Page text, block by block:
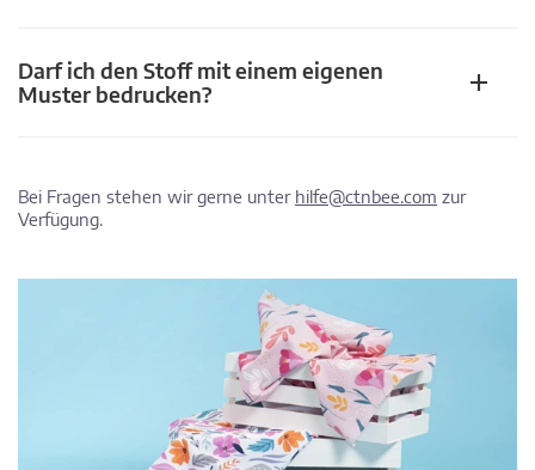
Darf ich den Stoff mit einem eigenen
Muster bedrucken?
Bei Fragen stehen wir gerne unter hilfe@ctnbee.com zur
Verfügung.